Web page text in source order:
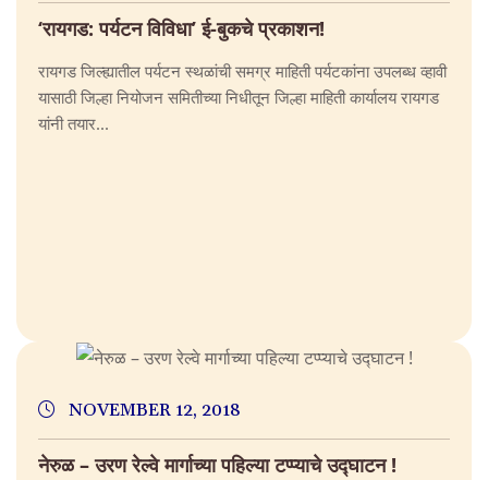
‘रायगड: पर्यटन विविधा’ ई-बुकचे प्रकाशन!
रायगड जिल्ह्यातील पर्यटन स्थळांची समग्र माहिती पर्यटकांना उपलब्ध व्हावी
यासाठी जिल्हा नियोजन समितीच्या निधीतून जिल्हा माहिती कार्यालय रायगड
यांनी तयार...
NOVEMBER 12, 2018
नेरुळ – उरण रेल्वे मार्गाच्या पहिल्या टप्प्याचे उद्घाटन !